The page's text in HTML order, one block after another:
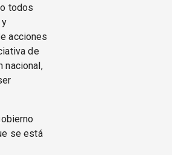
todos
y
acciones
de
nacional,
se está